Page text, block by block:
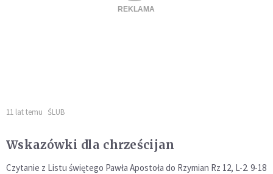
11 lat temu ŚLUB
Wskazówki dla chrześcijan
Czytanie z Listu świętego Pawła Apostoła do Rzymian Rz 12, L-2. 9-18